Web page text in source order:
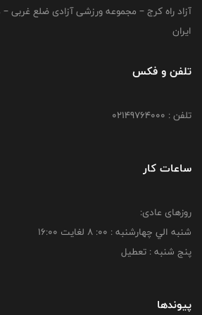
آزاد راه کرج – مجموعه ورزشی آزادی ضلع غربی
ایران
تلفن و فکس
تلفن : 02149764000
ساعات کار
روزهای عادی:
شنبه الي چهارشنبه : 00: 8 لغايت 16:00
پنج شنبه : تعطیل
پیوندها